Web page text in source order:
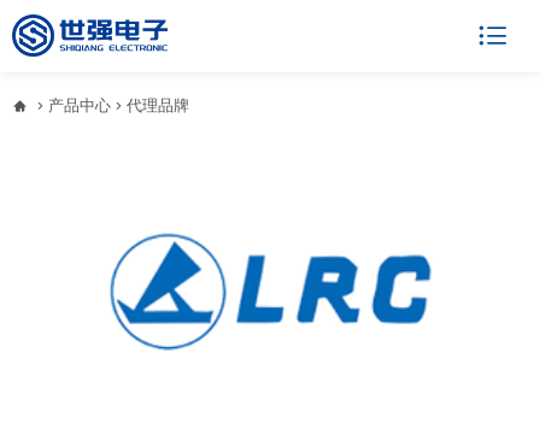

  产品中心  代理品牌